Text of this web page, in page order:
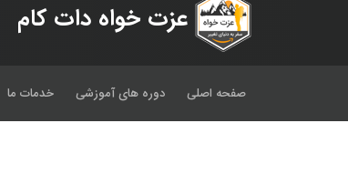
عزت خواه دات کام
صفحه اصلی دوره های آموزشی خدمات ما